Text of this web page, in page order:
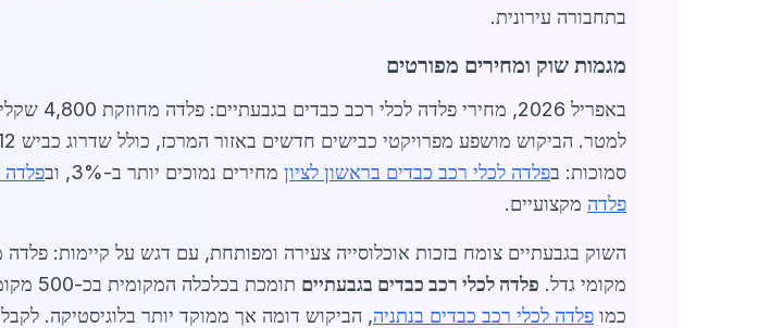
בתחבורה עירונית.
מגמות שוק ומחירים מפורטים
סמוכות: בפלדה לכלי רכב כבדים בראשון לציון מחירים נמוכים יותר ב-3%, וב פלדה
פלדה מקצועיים.
מקומי גדל. פלדה לכלי רכב כבדים בגבעתיים
כמו פלדה לכלי רכב כבדים בנתניה, הביקוש דומה אך ממוקד יותר בלוגיסטיקה.